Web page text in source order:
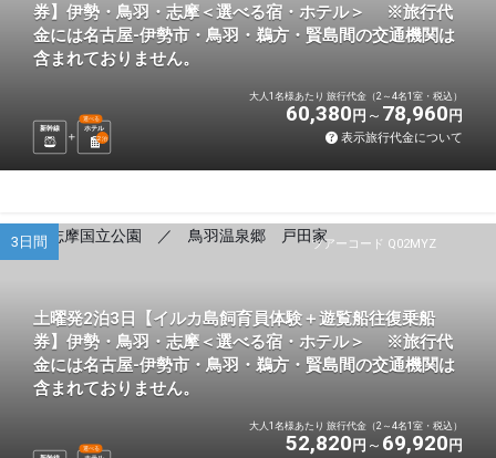
券】伊勢・鳥羽・志摩＜選べる宿・ホテル＞ ※旅行代
金には名古屋-伊勢市・鳥羽・鵜方・賢島間の交通機関は
含まれておりません。
新幹線 ホテル
選べる
2泊
大人1名様あたり 旅行代金（2～4名1室・税込）
60,380 円 78,960 円
表示旅行代金について
ツアーコード Q02MYZ
3日間
土曜発2泊3日【イルカ島飼育員体験＋遊覧船往復乗船
券】伊勢・鳥羽・志摩＜選べる宿・ホテル＞ ※旅行代
金には名古屋-伊勢市・鳥羽・鵜方・賢島間の交通機関は
含まれておりません。
選べる
大人1名様あたり 旅行代金（2～4名1室・税込）
52,820 円 69,920 円